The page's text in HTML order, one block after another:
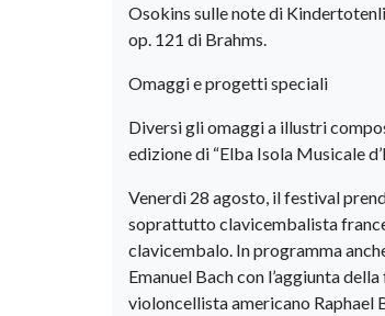
Osokins sulle note di
op. 121 di Brahms.
Omaggi e progetti speciali
Diversi gli omaggi a illustri
edizione di “Elba Isola Musicale
Venerdì 28 agosto, il festival
soprattutto clavicembalista
clavicembalo. In programma
Emanuel Bach con l’aggiunta
violoncellista americano Raphael